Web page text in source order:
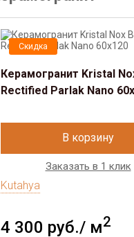
Скидка
Керамогранит Kristal
Rectified Parlak Nano
В корзину
Заказать в 1 клик
Kutahya
4 300 руб./ м2